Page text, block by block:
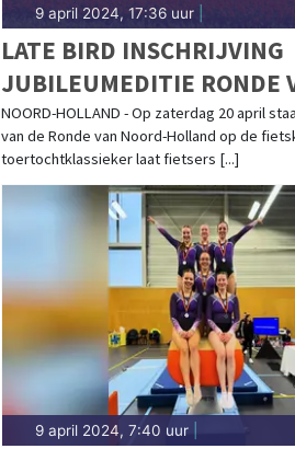
9 april 2024, 17:36 uur|
LATE BIRD INSCHRIJVING
JUBILEUMEDITIE RONDE
NOORD-HOLLAND
NOORD-HOLLAND - Op zaterdag 20 april
van de Ronde van Noord-Holland op de
toertochtklassieker laat fietsers [...]
9 april 2024, 7:40 uur|